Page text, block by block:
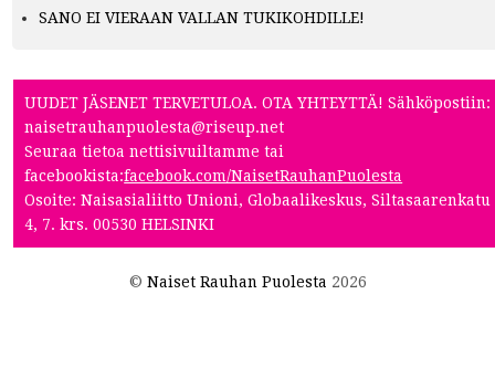
SANO EI VIERAAN VALLAN TUKIKOHDILLE!
UUDET JÄSENET TERVETULOA. OTA YHTEYTTÄ! Sähköpostiin:
naisetrauhanpuolesta@riseup.net
Seuraa tietoa nettisivuiltamme tai
facebookista:facebook.com/NaisetRauhanPuolesta
Osoite: Naisasialiitto Unioni, Globaalikeskus, Siltasaarenkatu
4, 7. krs. 00530 HELSINKI
© Naiset Rauhan Puolesta 2026